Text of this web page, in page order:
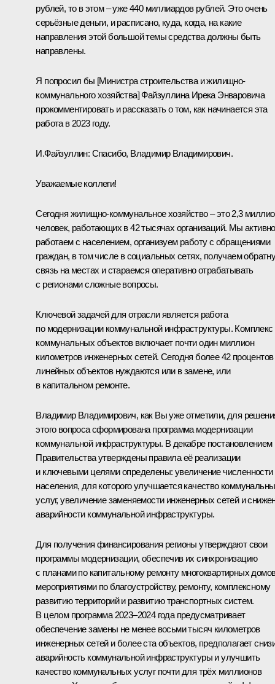
рублей, то в этом ‒ уже 440 миллиардов рублей. Это очень
серьёзные деньги, и расписано, куда, когда, на какие
направления этой большой темы средства должны быть
направлены.
Я попросил бы [Министра строительства и жилищно-
коммунального хозяйства] Файзуллина Ирека Энваровича
прокомментировать и рассказать о том, как начинается эта
работа в 2023 году.
И.Файзуллин: Спасибо, Владимир Владимирович.
Уважаемые коллеги!
Сегодня жилищно-коммунальное хозяйство – это 2,3
человек, работающих в 42 тысячах организаций. Мы активно
работаем с населением, организуем работу с обращениями
граждан, в том числе в социальных сетях, получаем
связь на местах и стараемся оперативно отрабатывать
с регионами сложные вопросы.
Ключевой задачей для отрасли является работа
по модернизации коммунальной инфраструктуры. Комплекс
коммунальных объектов включает почти один миллион
километров инженерных сетей. Сегодня более 42 процентов
линейных объектов нуждаются или в замене, или
в капитальном ремонте.
Владимир Владимирович, как Вы уже отметили, для
этого вопроса сформирована программа модернизации
коммунальной инфраструктуры. В декабре постановлением
Правительства утверждены правила её реализации
и ключевыми целями определены: увеличение численности
населения, для которого улучшается качество
услуг, увеличение заменяемости инженерных сетей и
аварийности коммунальной инфраструктуры.
Для получения финансирования регионы утверждают свои
программы модернизации, обеспечив их синхронизацию
с планами по капитальному ремонту многоквартирных
мероприятиями по благоустройству, ремонту, комплексному
развитию территорий и развитию транспортных систем.
В целом программа 2023–2024 года предусматривает
обеспечение замены не менее восьми тысяч километров
инженерных сетей и более ста объектов, предполагает
аварийность коммунальной инфраструктуры и улучшить
качество коммунальных услуг почти для трёх миллионов